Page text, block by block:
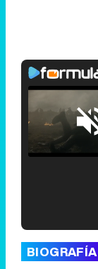
Loaded
:
25.30%
BIOGRAFÍA